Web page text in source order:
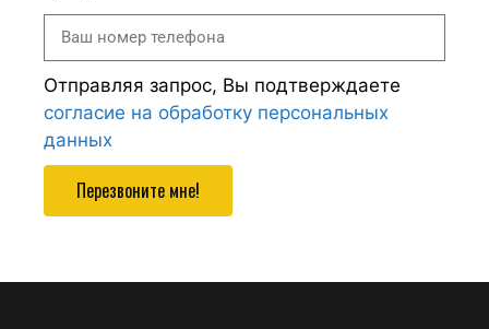
Отправляя запрос, Вы подтверждаете
согласие на обработку персональных
данных
Перезвоните мне!